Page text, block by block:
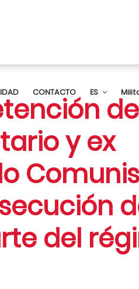
CONTACTO ES
de
y ex
del